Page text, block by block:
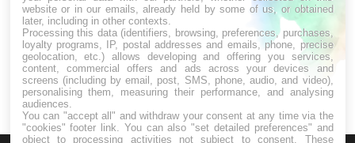
Maladie de Charcot (Sclérose latérale
amyotrophique)
website or in our emails, already held by some of us, or obtained
later, including in other contexts.
Processing this data (identifiers, browsing, preferences, purchases,
loyalty programs, IP, postal addresses and emails, phone, precise
geolocation, etc.) allows developing and offering you services,
content, commercial offers and ads across your devices and
screens (including by email, post, SMS, phone, audio, and video),
personalising them, measuring their performance, and analysing
audiences.
You can "accept all" and withdraw your consent at any time via the
"cookies" footer link . You can also "set detailed preferences" and
object to processing activities not subject to consent. These